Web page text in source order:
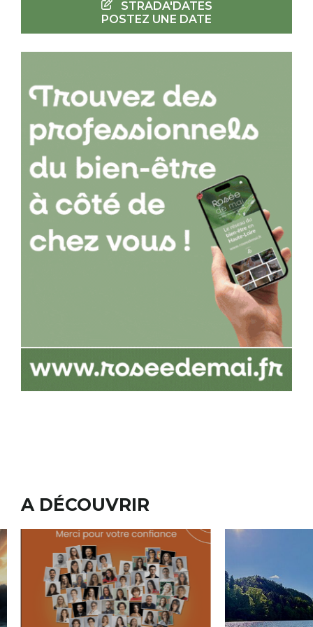
STRADA'DATES
POSTEZ UNE DATE
A DÉCOUVRIR